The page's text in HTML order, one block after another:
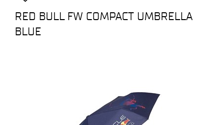
RED BULL FW COMPACT UMBRELLA
BLUE